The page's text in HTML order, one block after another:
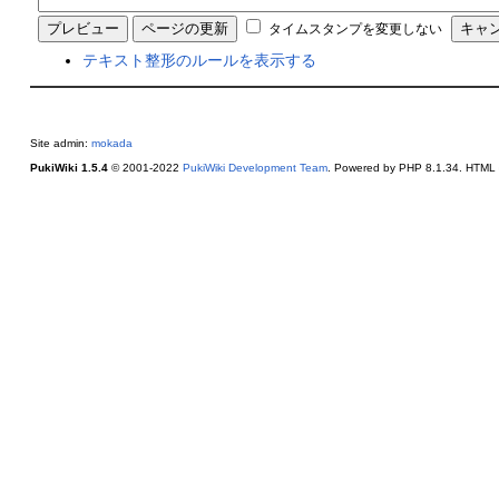
タイムスタンプを変更しない
テキスト整形のルールを表示する
Site admin: mokada
PukiWiki 1.5.4© 2001-2022 PukiWiki Development Team. Powered by PHP 8.1.34. HTML